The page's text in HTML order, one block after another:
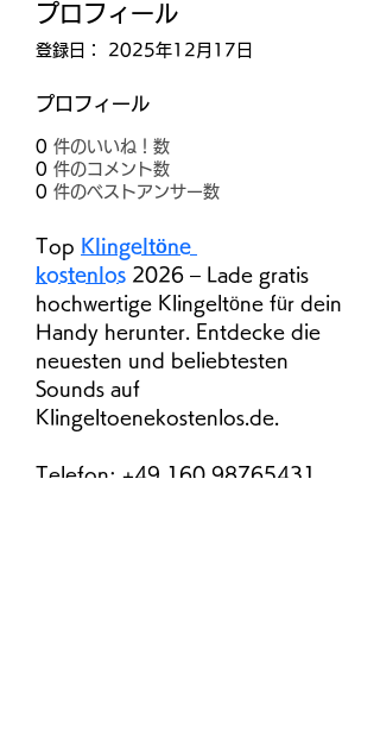
プロフィール
登録日： 2025年12月17日
プロフィール
0 件のいいね！数
0 件のコメント数
0 件のベストアンサー数
Top Klingeltöne
kostenlos 2026 – Lade gratis
hochwertige Klingeltöne für dein
Handy herunter. Entdecke die
neuesten und beliebtesten
Sounds auf
Klingeltoenekostenlos.de.
Telefon: +49 160 98765431